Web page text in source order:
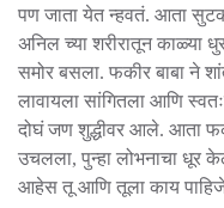
पण जाता येत न्हवतं. आता
अनिल च्या शरीरातून काळ्या
समोर बसला. फकीर बाबा ने
लावायला सांगितला आणि
दोघं जण शुद्धीवर आले. आता
उचलला, पुन्हा लोभनाचा धूर
आहेस तू आणि तूला काय